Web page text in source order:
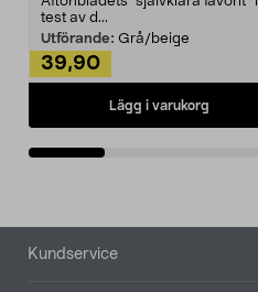
test av d...
Utförande: Grå/beige
39,90
Lägg i varukorg
Sidfot
Kundservice